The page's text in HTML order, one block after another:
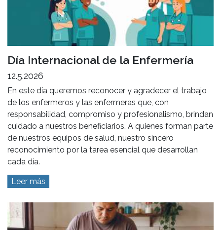
Día Internacional de la Enfermería
12.5.2026
En este día queremos reconocer y agradecer el trabajo
de los enfermeros y las enfermeras que, con
responsabilidad, compromiso y profesionalismo, brindan
cuidado a nuestros beneficiarios. A quienes forman parte
de nuestros equipos de salud, nuestro sincero
reconocimiento por la tarea esencial que desarrollan
cada día.
Leer más